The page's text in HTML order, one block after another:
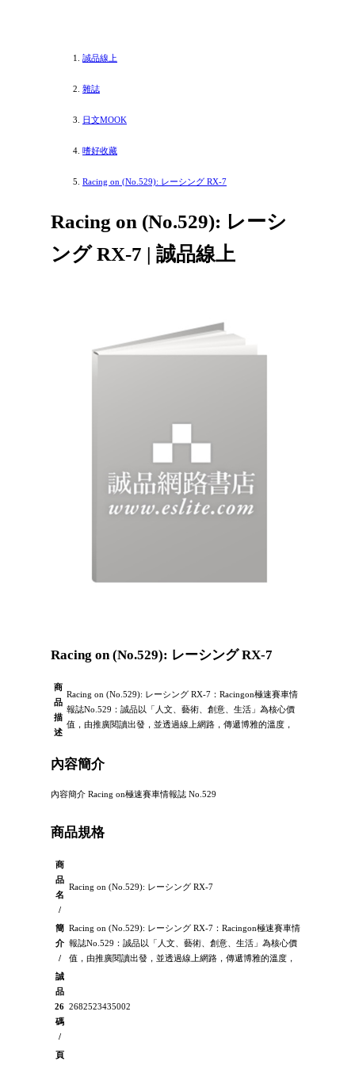
誠品線上
雜誌
日文MOOK
嗜好收藏
Racing on (No.529): レーシング RX-7
Racing on (No.529): レーシ
ング RX-7 | 誠品線上
Racing on (No.529): レーシング RX-7
商
品
描
述
Racing on (No.529): レーシング RX-7：Racingon極速賽車情
報誌No.529：誠品以「人文、藝術、創意、生活」為核心價
值，由推廣閱讀出發，並透過線上網路，傳遞博雅的溫度，
內容簡介
內容簡介 Racing on極速賽車情報誌 No.529
商品規格
商
品
名
/
Racing on (No.529): レーシング RX-7
簡
介
/
Racing on (No.529): レーシング RX-7：Racingon極速賽車情
報誌No.529：誠品以「人文、藝術、創意、生活」為核心價
值，由推廣閱讀出發，並透過線上網路，傳遞博雅的溫度，
誠
品
26
碼
/
2682523435002
頁